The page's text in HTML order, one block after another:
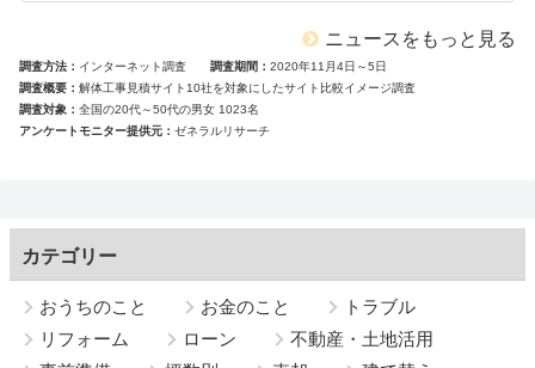
ニュースをもっと見る
調査方法 インターネット調査 調査期間
2020年11月4日～5日
調査概要
解体工事見積サイト10社を対象にしたサイト比較イメージ調査
調査対象
全国の20代～50代の男女 1023名
アンケートモニター提供元
ゼネラルリサーチ
カテゴリー
おうちのこと お金のこと
トラブル
リフォーム
ローン
不動産・土地活用